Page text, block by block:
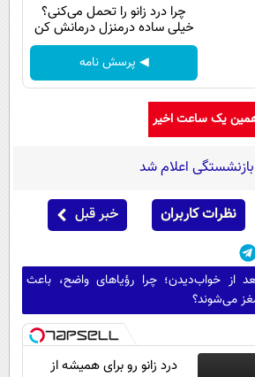
چرا درد زانو را تحمل می‌کنی؟
خیلی ساده درمنزل درمانش کن
◀ پرسش نامه
یک ساعت اخیر
اعلام شد
نظرات کاربران خبر قبل
از خواب‌دیدن؛ چرا رؤیاهای واضح، باعث
می‌شوند؟
درد زانو رو برای همیشه از